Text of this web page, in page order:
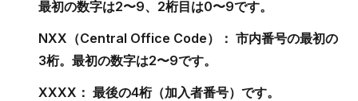
最初の数字は2〜9、2桁目は0〜9です。
NXX（Central Office Code）： 市内番号の最初の
3桁。最初の数字は2〜9です。
XXXX： 最後の4桁（加入者番号）です。